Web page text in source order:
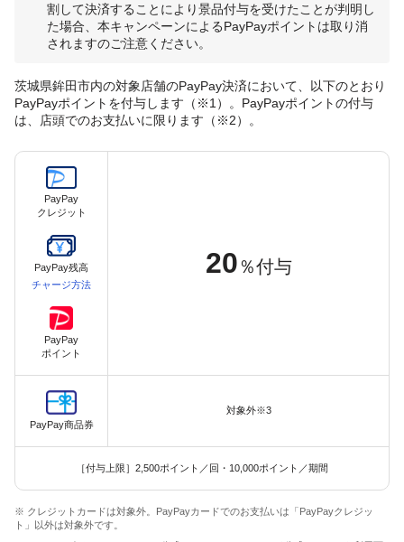
割して決済することにより景品付与を受けたことが判明し
た場合、本キャンペーンによるPayPayポイントは取り消
されますのご注意ください。
茨城県鉾田市内の対象店舗のPayPay決済において、以下のとおり
PayPayポイントを付与します（※1）。PayPayポイントの付与
は、店頭でのお支払いに限ります（※2）。
PayPay
クレジット
PayPay残高
チャージ方法
PayPay
ポイント
20 ％付与
PayPay商品券
対象外※3
［付与上限］2,500ポイント／回・10,000ポイント／期間
※ クレジットカードは対象外。PayPayカードでのお支払いは「PayPayクレジッ
ト」以外は対象外です。